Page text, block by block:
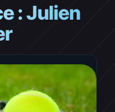
:Julien